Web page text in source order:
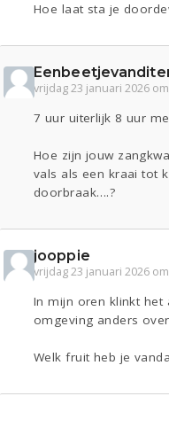
Hoe laat sta je
vrijdag 23 januari 2026
7 uur uiterlijk 8 uur
Hoe zijn jouw
vals als een kraai tot
doorbraak….?
jooppie
vrijdag 23 januari 2026
In mijn oren klinkt het
omgeving anders
Welk fruit heb je